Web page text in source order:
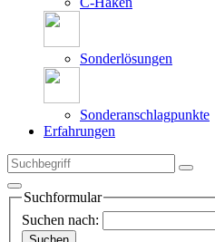
Sonderlösungen
Sonderanschlagpunkte
Erfahrungen
Suchformular
Suchen nach: